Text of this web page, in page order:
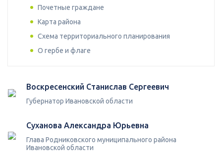
Почетные граждане
Карта района
Схема территориального планирования
О гербе и флаге
Воскресенский Станислав Сергеевич
Губернатор Ивановской области
Суханова Александра Юрьевна
Глава Родниковского муниципального района
Ивановской области